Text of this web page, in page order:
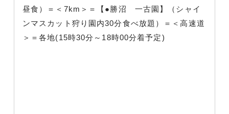
昼食）＝＜7km＞＝【●勝沼 一古園】（シャイ
ンマスカット狩り園内30分食べ放題）＝＜高速道
＞＝各地(15時30分～18時00分着予定)